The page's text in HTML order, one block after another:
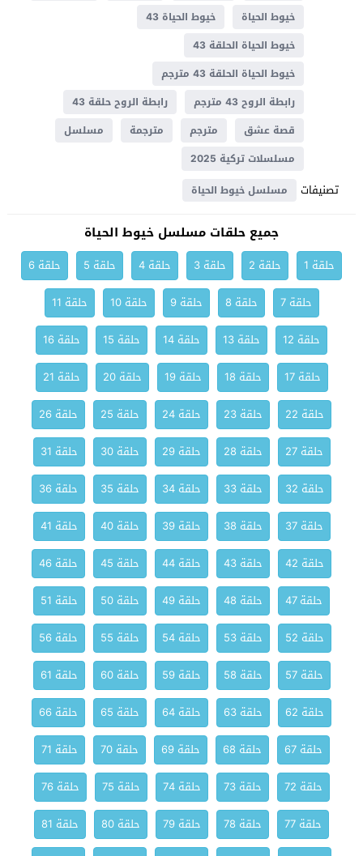
خيوط الحياة
خيوط الحياة 43
خيوط الحياة الحلقة 43
خيوط الحياة الحلقة 43 مترجم
رابطة الروح 43 مترجم
رابطة الروح حلقة 43
قصة عشق
مترجم مترجمة
مسلسل
مسلسلات تركية 2025
تصنيفات مسلسل خيوط الحياة
جميع حلقات مسلسل خيوط الحياة
حلقة 1 حلقة 2 حلقة 3 حلقة 4 حلقة 5
حلقة 6
حلقة 7
حلقة 8 حلقة 9 حلقة 10
حلقة 11
حلقة 12
حلقة 13 حلقة 14 حلقة 15
حلقة 16
حلقة 17
حلقة 18 حلقة 19 حلقة 20
حلقة 21
حلقة 22
حلقة 23 حلقة 24 حلقة 25
حلقة 26
حلقة 27
حلقة 28 حلقة 29 حلقة 30
حلقة 31
حلقة 32
حلقة 33 حلقة 34 حلقة 35
حلقة 36
حلقة 37
حلقة 38 حلقة 39 حلقة 40
حلقة 41
حلقة 42
حلقة 43 حلقة 44 حلقة 45
حلقة 46
حلقة 47
حلقة 48 حلقة 49 حلقة 50
حلقة 51
حلقة 52
حلقة 53 حلقة 54 حلقة 55
حلقة 56
حلقة 57
حلقة 58 حلقة 59 حلقة 60
حلقة 61
حلقة 62
حلقة 63 حلقة 64 حلقة 65
حلقة 66
حلقة 67
حلقة 68 حلقة 69 حلقة 70
حلقة 71
حلقة 72
حلقة 73 حلقة 74 حلقة 75
حلقة 76
حلقة 77
حلقة 78 حلقة 79 حلقة 80
حلقة 81